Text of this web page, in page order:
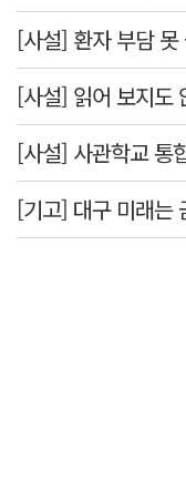
[사설] 사관학교 통
[기고] 대구 미래는